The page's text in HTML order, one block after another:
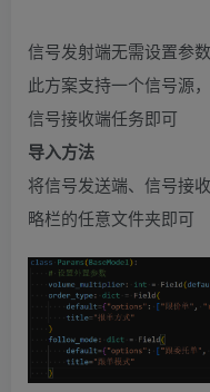
信号发射端无需设置参数
此方案支持一个信号源
信号接收端任务即可
导入方法
将信号发送端、信号接
略栏的任意文件夹即可